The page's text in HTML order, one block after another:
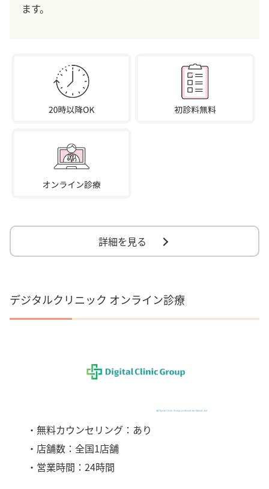
ます。
詳細を見る
デジタルクリニック オンライン診療
・無料カウンセリング：あり
・店舗数：全国1店舗
・営業時間：24時間